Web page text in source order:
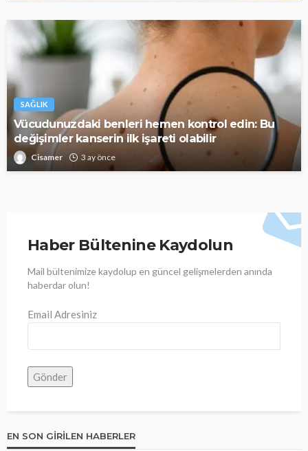
SAĞLIK
Vücudunuzdaki benleri hemen kontrol edin: Bu
değişimler kanserin ilk işareti olabilir
Cisamer 3 ay önce
Haber Bültenine Kaydolun
Mail bültenimize kaydolup en güncel gelişmelerden anında
haberdar olun!
Email Adresiniz
EN SON GIRILEN HABERLER